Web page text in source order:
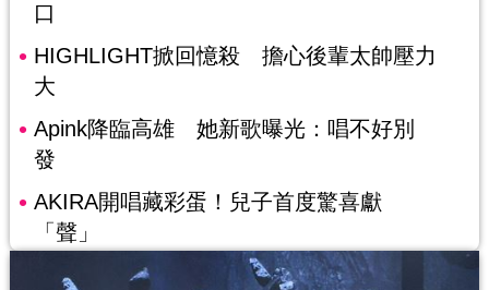
口
HIGHLIGHT掀回憶殺 擔心後輩太帥壓力
大
Apink降臨高雄 她新歌曝光：唱不好別
發
AKIRA開唱藏彩蛋！兒子首度驚喜獻
「聲」